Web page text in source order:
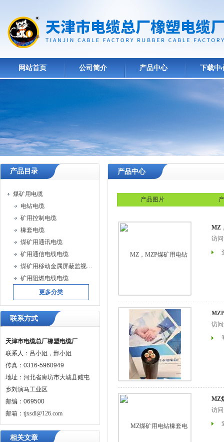
网站首页 公司简介 产品中心 下载中
产品目录
煤矿用电缆
电钻电缆
矿用控制电缆
橡套电缆
煤矿用通讯电缆
矿用通信电线电缆
煤矿用移动金属屏蔽监视型橡套软电缆
矿用阻燃电线电缆
更多分类
联系方式
天津市电缆总厂橡塑电缆厂
联系人：吕小姐，邢小姐
传真：0316-5960949
地址：河北省廊坊市大城县臧屯
乡刘演马工业区
邮编：069500
邮箱： tjxsdl@126.com
相关文章
产品中心
产品图片
MZ
访
访
MZ
访